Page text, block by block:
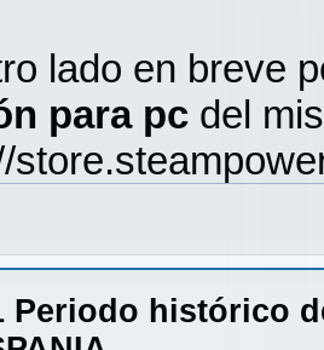
lado en breve
para pc del
Periodo histórico